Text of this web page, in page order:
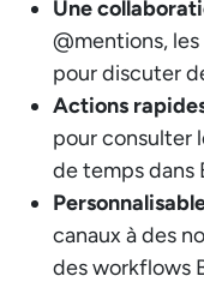
Une
@mentions,
pour discuter
Actions
pour consulter
de temps dans
canaux à des
des workflows